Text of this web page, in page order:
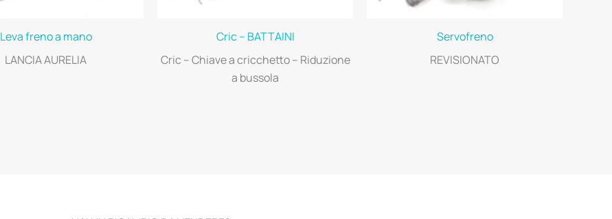
Leva freno a mano
LANCIA AURELIA
Cric – BATTAINI
Cric – Chiave a cricchetto – Riduzione
a bussola
Servofreno
REVISIONATO